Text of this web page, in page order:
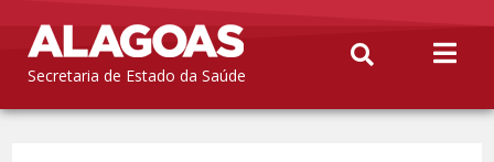
Secretaria de Estado da Saúde